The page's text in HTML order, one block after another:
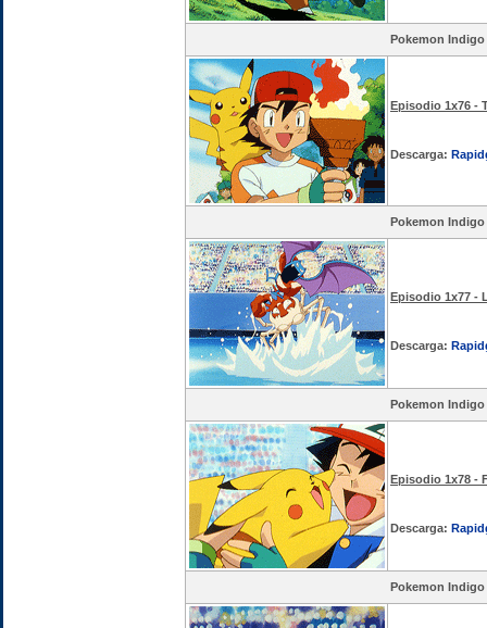
Pokemon Indigo
Episodio 1x76 -
Descarga:
Pokemon Indigo
Episodio 1x77 -
Descarga:
Pokemon Indigo
Episodio 1x78 -
Descarga:
Pokemon Indigo